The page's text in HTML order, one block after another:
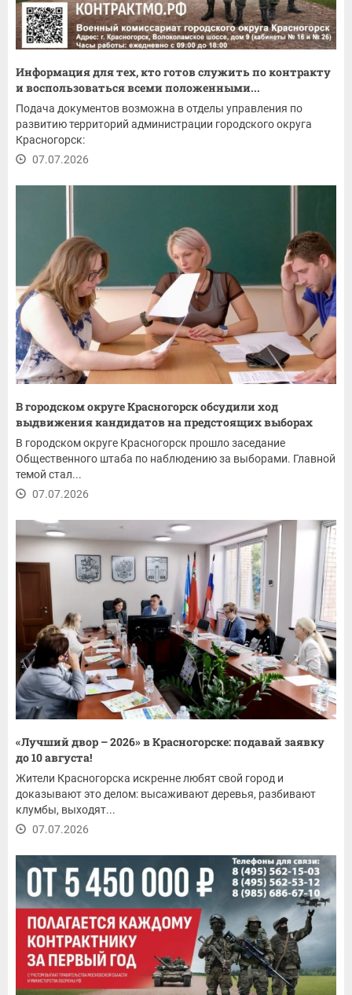
Информация для тех, кто готов служить по контракту
и воспользоваться всеми положенными...
Подача документов возможна в отделы управления по
развитию территорий администрации городского округа
Красногорск:
07.07.2026
В городском округе Красногорск обсудили ход
выдвижения кандидатов на предстоящих выборах
В городском округе Красногорск прошло заседание
Общественного штаба по наблюдению за выборами. Главной
темой стал...
07.07.2026
«Лучший двор – 2026» в Красногорске: подавай заявку
до 10 августа!
Жители Красногорска искренне любят свой город и
доказывают это делом: высаживают деревья, разбивают
клумбы, выходят...
07.07.2026